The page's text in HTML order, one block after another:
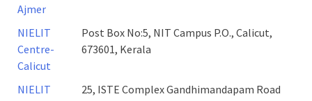
Ajmer
NIELIT
Centre-
Calicut
Post Box No:5, NIT Campus P.O., Calicut,
673601, Kerala
NIELIT
25, ISTE Complex Gandhimandapam Road